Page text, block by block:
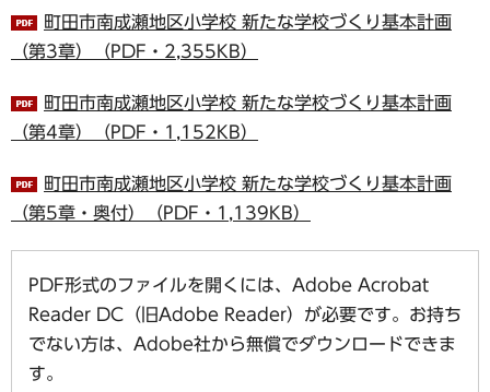
町田市南成瀬地区小学校 新たな学校づくり基本計画
（第3章）（PDF・2,355KB）
町田市南成瀬地区小学校 新たな学校づくり基本計画
（第4章）（PDF・1,152KB）
町田市南成瀬地区小学校 新たな学校づくり基本計画
（第5章・奥付）（PDF・1,139KB）
PDF形式のファイルを開くには、Adobe Acrobat
Reader DC（旧Adobe Reader）が必要です。お持ち
でない方は、Adobe社から無償でダウンロードできま
す。